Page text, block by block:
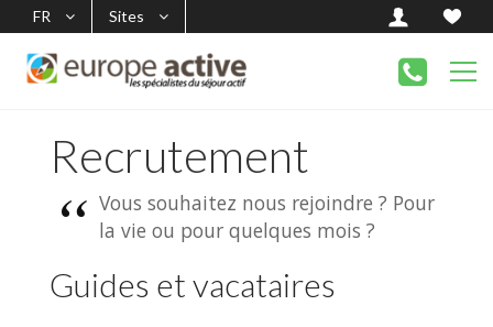
FR Sites
Recrutement
Vous souhaitez nous rejoindre ? Pour
la vie ou pour quelques mois ?
Guides et vacataires